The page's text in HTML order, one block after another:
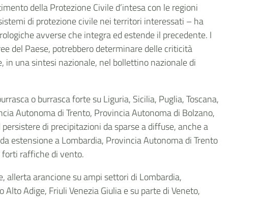
della Protezione Civile d’intesa con le regioni
di protezione civile nei territori interessati – ha
avverse che integra ed estende il precedente. I
del Paese, potrebbero determinare delle criticità
in una sintesi nazionale, nel bollettino nazionale di
o burrasca forte su Liguria, Sicilia, Puglia, Toscana,
Autonoma di Trento, Provincia Autonoma di Bolzano,
di precipitazioni da sparse a diffuse, anche a
estensione a Lombardia, Provincia Autonoma di Trento
raffiche di vento.
arancione su ampi settori di Lombardia,
Adige, Friuli Venezia Giulia e su parte di Veneto,